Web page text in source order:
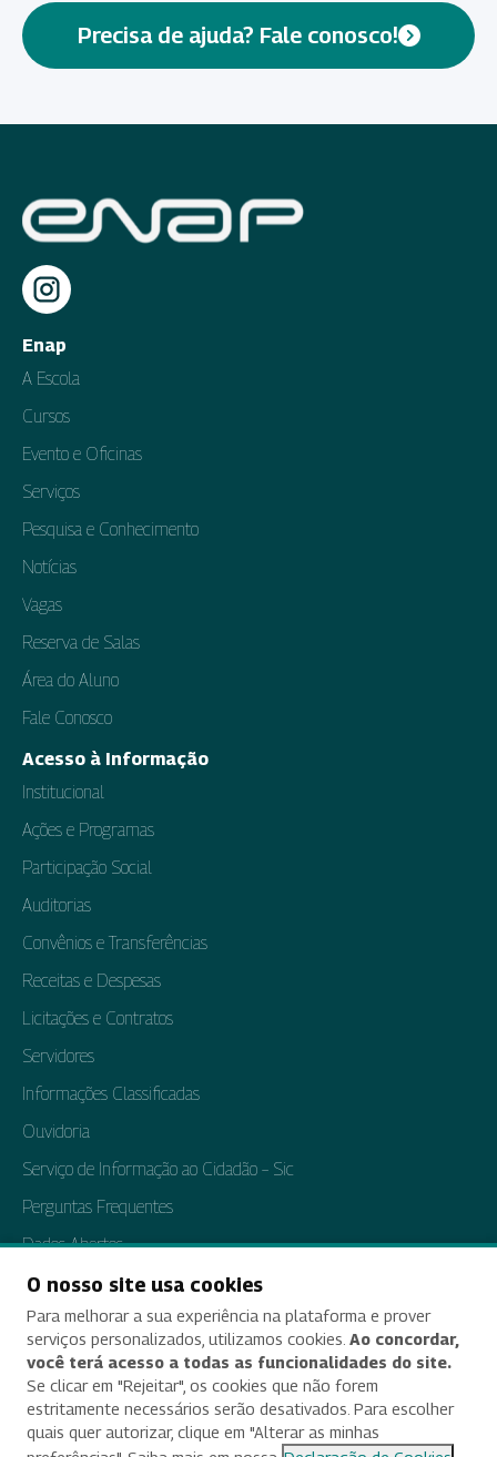
Precisa de ajuda? Fale conosco!
Enap
A Escola
Cursos
Evento e Oficinas
Serviços
Pesquisa e Conhecimento
Notícias
Vagas
Reserva de Salas
Área do Aluno
Fale Conosco
Acesso à Informação
Institucional
Ações e Programas
Participação Social
Auditorias
Convênios e Transferências
Receitas e Despesas
Licitações e Contratos
Servidores
Informações Classificadas
Ouvidoria
Serviço de Informação ao Cidadão – Sic
Perguntas Frequentes
Dados Abertos
Tratamento de Dados Pessoais
Transparência e Prestação de Contas
Acessibilidade
O nosso site usa cookies
Para melhorar a sua experiência na plataforma e prover
serviços personalizados, utilizamos cookies. Ao concordar,
você terá acesso a todas as funcionalidades do site.
Se clicar em "Rejeitar", os cookies que não forem
estritamente necessários serão desativados. Para escolher
quais quer autorizar, clique em "Alterar as minhas